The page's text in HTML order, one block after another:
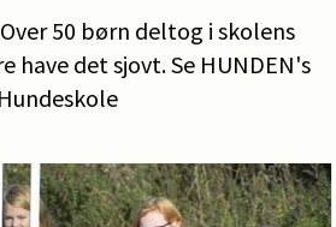
50 børn deltog i skolens
det sjovt. Se HUNDEN's